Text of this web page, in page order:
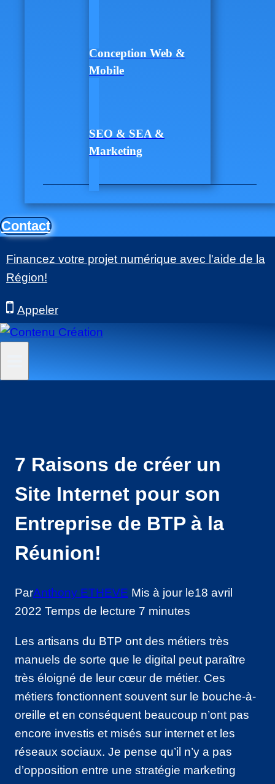
Conception Web &
Mobile
SEO & SEA &
Marketing
Contact
Financez votre projet numérique avec l'aide de la
Région!
Appeler
7 Raisons de créer un
Site Internet pour son
Entreprise de BTP à la
Réunion!
ParAnthony ETHEVE Mis à jour le18 avril
2022 Temps de lecture 7 minutes
Les artisans du BTP ont des métiers très
manuels de sorte que le digital peut paraître
très éloigné de leur cœur de métier. Ces
métiers fonctionnent souvent sur le bouche-à-
oreille et en conséquent beaucoup n’ont pas
encore investis et misés sur internet et les
réseaux sociaux. Je pense qu’il n’y a pas
d’opposition entre une stratégie marketing